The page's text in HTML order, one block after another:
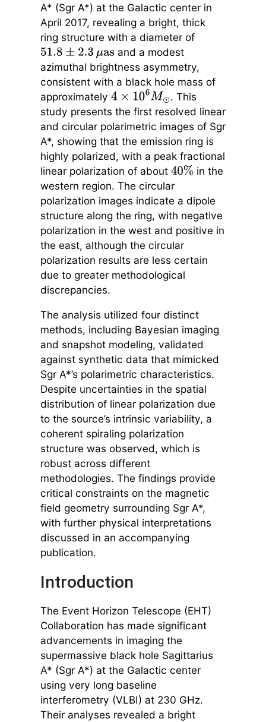
A* (Sgr A*) at the Galactic center in
April 2017, revealing a bright, thick
ring structure with a diameter of
51.8±2.3μas
and a modest
azimuthal brightness asymmetry,
consistent with a black hole mass of
approximately 4 ×106M⊙
. This
study presents the first resolved linear
and circular polarimetric images of Sgr
A*, showing that the emission ring is
highly polarized, with a peak fractional
linear polarization of about 40% in the
western region. The circular
polarization images indicate a dipole
structure along the ring, with negative
polarization in the west and positive in
the east, although the circular
polarization results are less certain
due to greater methodological
discrepancies.
The analysis utilized four distinct
methods, including Bayesian imaging
and snapshot modeling, validated
against synthetic data that mimicked
Sgr A*’s polarimetric characteristics.
Despite uncertainties in the spatial
distribution of linear polarization due
to the source’s intrinsic variability, a
coherent spiraling polarization
structure was observed, which is
robust across different
methodologies. The findings provide
critical constraints on the magnetic
field geometry surrounding Sgr A*,
with further physical interpretations
discussed in an accompanying
publication.
Introduction
The Event Horizon Telescope (EHT)
Collaboration has made significant
advancements in imaging the
supermassive black hole Sagittarius
A* (Sgr A*) at the Galactic center
using very long baseline
interferometry (VLBI) at 230 GHz.
Their analyses revealed a bright